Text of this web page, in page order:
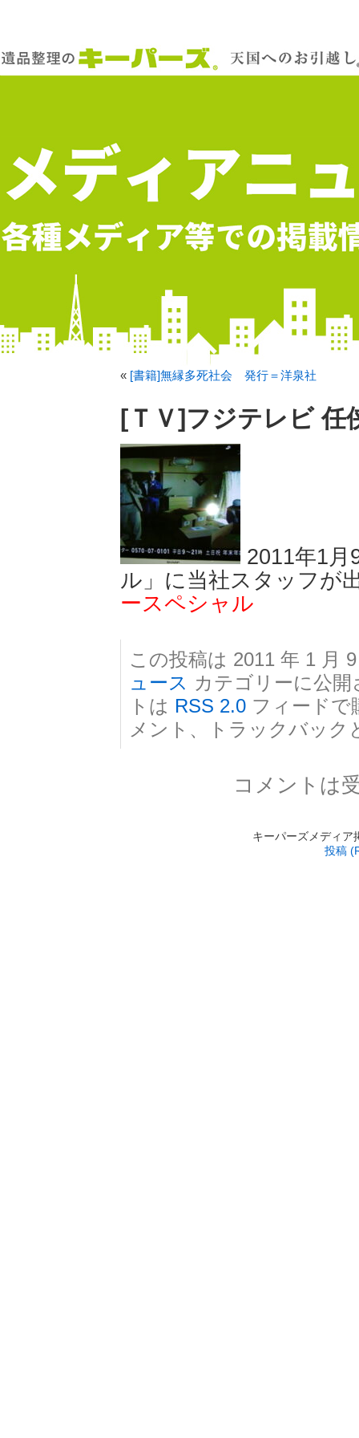
« [書籍]無縁多死社会 発行＝洋泉社
[ＴＶ]フジテレビ 任
2011年1月
ル」に当社スタッフが
ースペシャル
この投稿は 2011 年 1 月
ュース カテゴリーに公
トは RSS 2.0 フィードで
メント、トラックバッ
コメントは
キーパーズメディ
投稿